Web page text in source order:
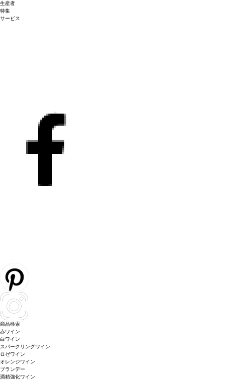
生産者
特集
サービス
商品検索
赤ワイン
白ワイン
スパークリングワイン
ロゼワイン
オレンジワイン
ブランデー
酒精強化ワイン